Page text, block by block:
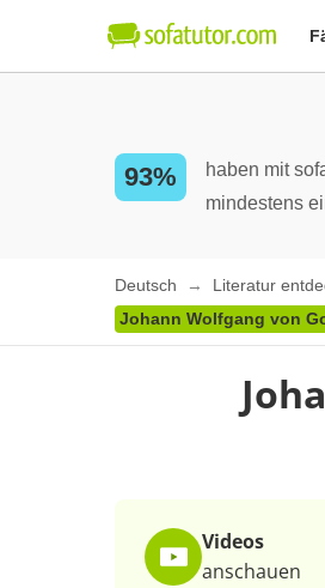
93%
haben mit
mindestens
Deutsch Literatur
Johann Wolfgang von
Videos
anschauen